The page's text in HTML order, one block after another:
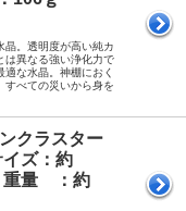
晶。透明度が高い純カ
は異なる強い浄化力で
な水晶。神棚におく
すべての災いから身を
クラスター
ズ：約
重量 ：約